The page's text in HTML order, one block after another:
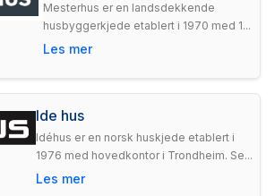
Mesterhus er en landsdekkende
husbyggerkjede etablert i 1970 med 1...
Les mer
Ide hus
Idéhus er en norsk huskjede etablert i
1976 med hovedkontor i Trondheim. Se...
Les mer